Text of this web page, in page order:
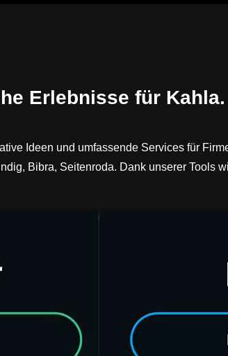
Erlebnisse für Kahla.
Ideen und umfassende Services für
Bibra, Seitenroda. Dank unserer Tools